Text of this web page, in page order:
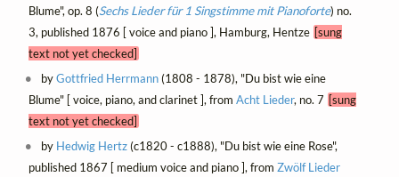
Blume", op. 8 (Sechs Lieder für 1 Singstimme mit Pianoforte) no.
3, published 1876 [ voice and piano ], Hamburg, Hentze [sung
text not yet checked]
byGottfried Herrmann(1808 - 1878), "Du bist wie eine
Blume" [ voice, piano, and clarinet ], from Acht Lieder, no. 7 [sung
text not yet checked]
by Hedwig Hertz(c1820 - c1888), "Du bist wie eine Rose",
published 1867 [ medium voice and piano ], from Zwölf Lieder